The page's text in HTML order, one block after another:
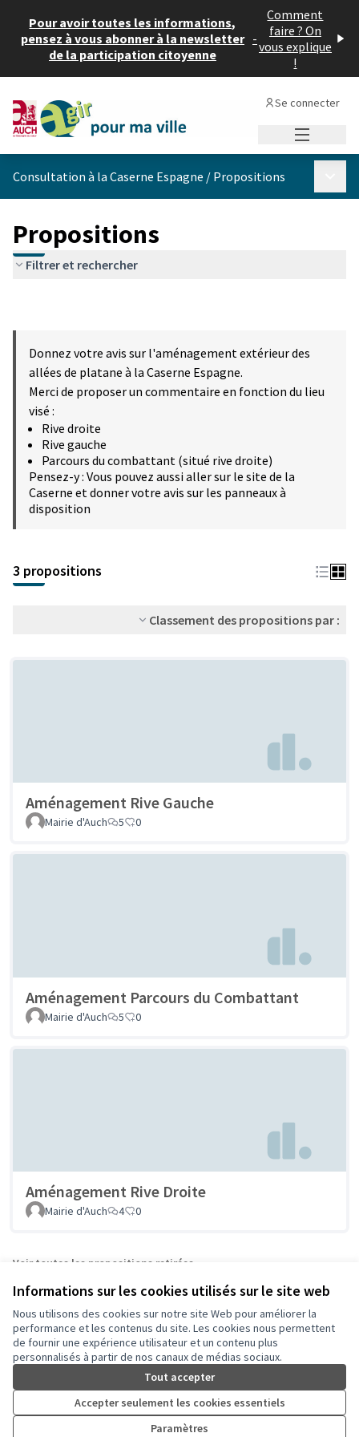
Informations sur les cookies utilisés sur le site web
Nous utilisons des cookies sur notre site Web pour améliorer la
performance et les contenus du site. Les cookies nous permettent
de fournir une expérience utilisateur et un contenu plus
personnalisés à partir de nos canaux de médias sociaux.
Tout accepter
Accepter seulement les cookies essentiels
Paramètres
Pour avoir toutes les informations,
pensez à vous abonner à la newsletter
de la participation citoyenne
-
Comment
faire ? On
vous explique
!
Se connecter
Consultation à la Caserne Espagne / Propositions
Propositions
Filtrer et rechercher
Donnez votre avis sur l'aménagement extérieur des
allées de platane à la Caserne Espagne.
Merci de proposer un commentaire en fonction du lieu
visé :
Rive droite
Rive gauche
Parcours du combattant (situé rive droite)
Pensez-y : Vous pouvez aussi aller sur le site de la
Caserne et donner votre avis sur les panneaux à
disposition
3 propositions
Classement des propositions par :
Aménagement Rive Gauche
Mairie d'Auch 5 0
Aménagement Parcours du Combattant
Mairie d'Auch 5 0
Aménagement Rive Droite
Mairie d'Auch 4 0
Voir toutes les propositions retirées
Conditions d'utilisation
Paramètres des cookies
Auch - Agir pour ma ville sur Facebook
(Lien externe)
Auch - Agir pour ma ville sur Instagram
Licence
(Lien